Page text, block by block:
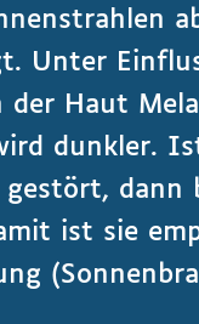
Unter
der Haut
dunkler.
gestört, dann
ist sie